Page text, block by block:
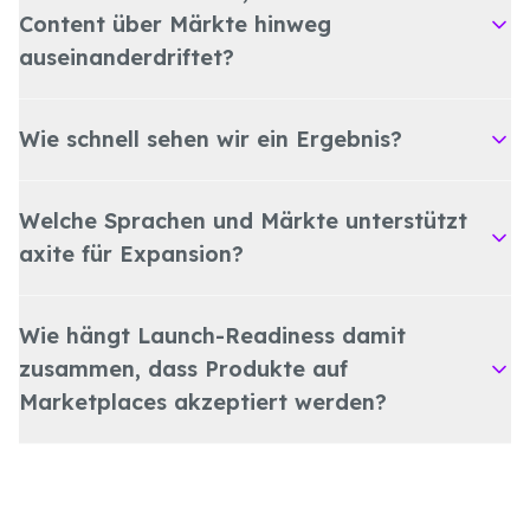
Content über Märkte hinweg
auseinanderdriftet?
Wie schnell sehen wir ein Ergebnis?
Welche Sprachen und Märkte unterstützt
axite für Expansion?
Wie hängt Launch-Readiness damit
zusammen, dass Produkte auf
Marketplaces akzeptiert werden?